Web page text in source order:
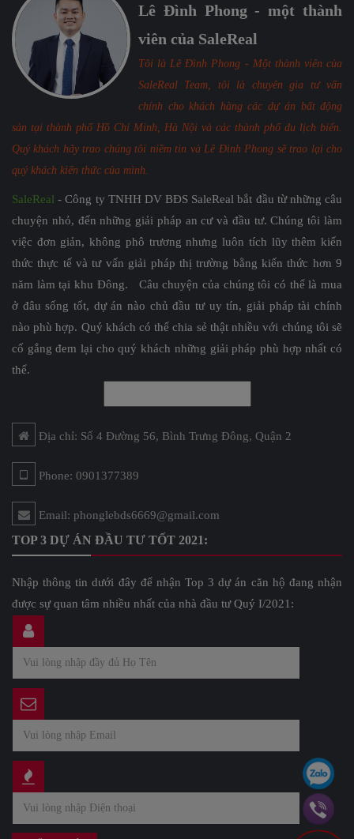
Lê Đình Phong - một thành
viên của SaleReal
Tôi là Lê Đình Phong - Một thành viên của
SaleReal Team, tôi là chuyên gia tư vấn
chính cho khách hàng các dự án bất động
sản tại thành phố Hồ Chí Minh, Hà Nội và các thành phố du lịch biển.
Quý khách hãy trao chúng tôi niềm tin và Lê Đình Phong sẽ trao lại cho
quý khách kiến thức của mình.
SaleReal - Công ty TNHH DV BĐS SaleReal bắt đầu từ những câu
chuyện nhỏ, đến những giải pháp an cư và đầu tư. Chúng tôi làm
việc đơn giản, không phô trương nhưng luôn tích lũy thêm kiến
thức thực tế và tư vấn giải pháp thị trường bằng kiến thức hơn 9
năm làm tại khu Đông. Câu chuyện của chúng tôi có thể là mua
ở đâu sống tốt, dự án nào chủ đầu tư uy tín, giải pháp tài chính
nào phù hợp. Quý khách có thể chia sẻ thật nhiều với chúng tôi sẽ
cố gắng đem lại cho quý khách những giải pháp phù hợp nhất có
thể.
Địa chỉ: Số 4 Đường 56, Bình Trưng Đông, Quận 2
Phone: 0901377389
Email: phonglebds6669@gmail.com
TOP 3 DỰ ÁN ĐẦU TƯ TỐT 2021:
Nhập thông tin dưới đây để nhận Top 3 dự án căn hộ đang nhận
được sự quan tâm nhiều nhất của nhà đầu tư Quý I/2021: